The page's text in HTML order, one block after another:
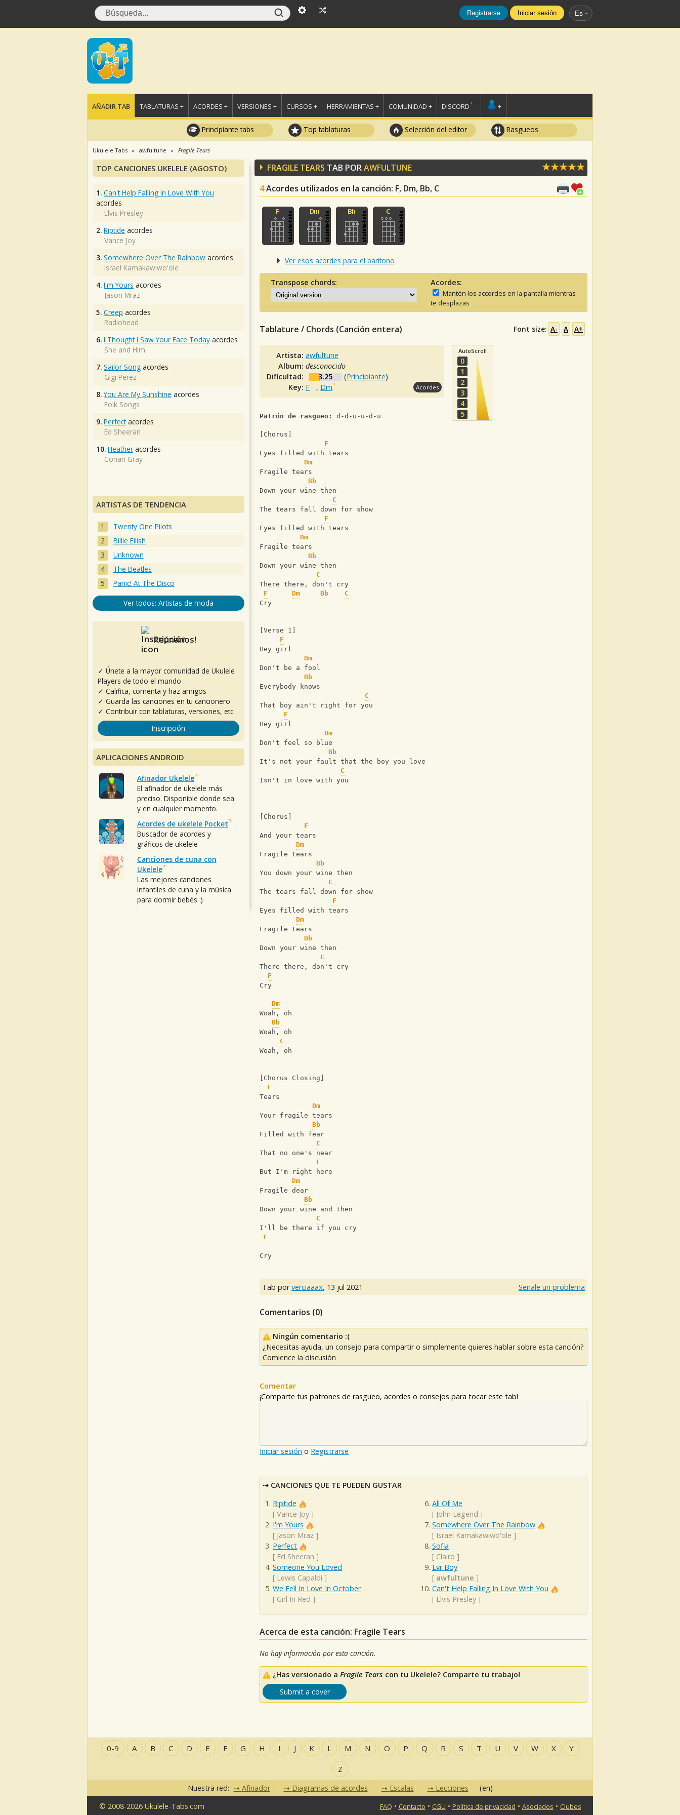
Registrarse Iniciar sesión Es
AÑADIR TAB TABLATURAS + ACORDES + VERSIONES + CURSOS + HERRAMIENTAS + COMUNIDAD + DISCORD +
Principiante tabs Top tablaturas Selección del editor Rasgueos
Ukulele Tabs awfultune Fragile Tears
FRAGILE TEARS TAB PORAWFULTUNE
4Acordes utilizados en la canción: F, Dm, Bb, C
Ver esos acordes para el baritono
Transpose chords: Acordes:
Mantén los accordes en la pantalla mientras
te desplazas
Tablature / Chords (Canción entera) Font size: A- A A+
Artista:awfultune
Album:desconocido
Dificultad:
3.25 (Principiante)
Key: F , Dm Acordes
AutoScroll
0
1
2
3
4
5
Patrón de rasgueo: d-d-u-u-d-u
[Chorus]
F
Eyes filled with tears
Dm
Fragile tears
Bb
Down your wine then
C
The tears fall down for show
F
Eyes filled with tears
Dm
Fragile tears
Bb
Down your wine then
C
There there, don't cry
F
Dm Bb
C
Cry
[Verse 1]
F
Hey girl
Dm
Don't be a fool
Bb
Everybody knows
C
That boy ain't right for you
F
Hey girl
Dm
Don't feel so blue
Bb
It's not your fault that the boy you love
C
Isn't in love with you
[Chorus]
F
And your tears
Dm
Fragile tears
Bb
You down your wine then
C
The tears fall down for show
F
Eyes filled with tears
Dm
Fragile tears
Bb
Down your wine then
C
There there, don't cry
F
Cry
Dm
Woah, oh
Bb
Woah, oh
C
Woah, oh
[Chorus Closing]
F
Tears
Dm
Your fragile tears
Bb
Filled with fear
C
That no one's near
F
But I'm right here
Dm
Fragile dear
Bb
Down your wine and then
C
I'll be there if you cry
F
Cry
Tab porverciaaax, 13 jul 2021 Señale un problema
Comentarios (0)
Ningún comentario :(
¿Necesitas ayuda, un consejo para compartir o simplemente quieres hablar sobre esta canción?
Comience la discusión
Comentar
¡Comparte tus patrones de rasgueo, acordes o consejos para tocar este tab!
Iniciar sesión o Registrarse
CANCIONES QUE TE PUEDEN GUSTAR
Riptide
[ Vance Joy ]
I'm Yours
[ Jason Mraz ]
Perfect
[ Ed Sheeran ]
Someone You Loved
[ Lewis Capaldi ]
We Fell In Love In October
[ Girl In Red ]
All Of Me
[ John Legend ]
Somewhere Over The Rainbow
[ Israel Kamakawiwo'ole ]
Sofia
[ Clairo ]
Lvr Boy
[ awfultune ]
Can't Help Falling In Love With You
[ Elvis Presley]
Acerca de esta canción: Fragile Tears
No hay información por esta canción.
¿Has versionado a Fragile Tears con tu Ukelele? Comparte tu trabajo!
Submit a cover
TOP CANCIONES UKELELE (AGOSTO)
1. Can't Help Falling In Love With You
acordes
Elvis Presley
2. Riptide acordes
Vance Joy
3. Somewhere Over The Rainbow acordes
Israel Kamakawiwo'ole
4. I'm Yours acordes
Jason Mraz
5. Creep acordes
Radiohead
6. I Thought I Saw Your Face Today acordes
She and Him
7. Sailor Song acordes
Gigi Perez
8. You Are My Sunshine acordes
Folk Songs
9. Perfectacordes
Ed Sheeran
10. Heather acordes
Conan Gray
ARTISTAS DE TENDENCIA
Twenty One Pilots
Billie Eilish
Unknown
The Beatles
Panic! At The Disco
Ver todos: Artistas de moda
Reúnanos!
✓ Únete a la mayor comunidad de Ukulele
Players de todo el mundo
✓ Califica, comenta y haz amigos
✓ Guarda las canciones en tu cancionero
✓ Contribuir con tablaturas, versiones, etc.
Inscripción
APLICACIONES ANDROID
Afinador Ukelele
El afinador de ukelele más
preciso. Disponible donde sea
y en cualquier momento.
Acordes de ukelele Pocket
Buscador de acordes y
gráficos de ukelele
Canciones de cuna con
Ukelele
Las mejores canciones
infantiles de cuna y la música
para dormir bebés :)
0-9 A B C D E F G H I J K L M N O P Q R S T U V W X Y
Z
Nuestra red: Afinador Diagramas de acordes Escalas Lecciones
(en)
© 2008-2026 Ukulele-Tabs.com
FAQ • Contacto • CGU • Política de privacidad • Asociados • Clubes